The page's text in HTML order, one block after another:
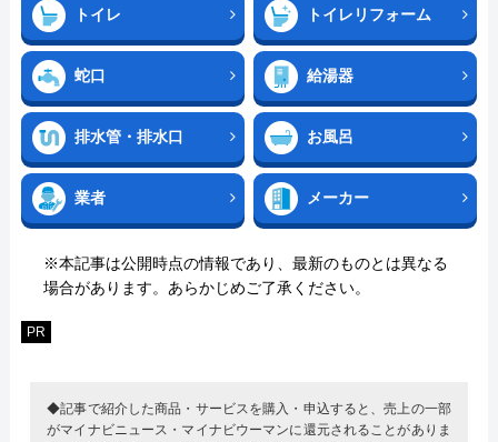
トイレ トイレリフォーム
蛇口 給湯器
排水管・排水口 お風呂
業者 メーカー
※本記事は公開時点の情報であり、最新のものとは異なる
場合があります。あらかじめご了承ください。
PR
◆記事で紹介した商品・サービスを購入・申込すると、売上の一部
がマイナビニュース・マイナビウーマンに還元されることがありま